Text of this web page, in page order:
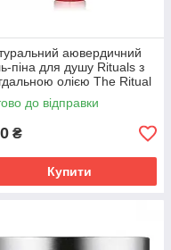
аювердичний
піна для душу Rituals з
олією The Ritual
200 мл Ритуалс
до відправки
₴
Купити